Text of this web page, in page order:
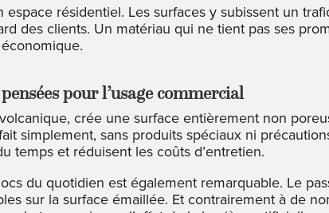
espace résidentiel. Les surfaces y subissent un
des clients. Un matériau qui ne tient pas ses
pour l’usage commercial
crée une surface entièrement non
simplement, sans produits spéciaux ni
temps et réduisent les coûts d’entretien.
du quotidien est également remarquable. Le
sur la surface émaillée. Et contrairement à de